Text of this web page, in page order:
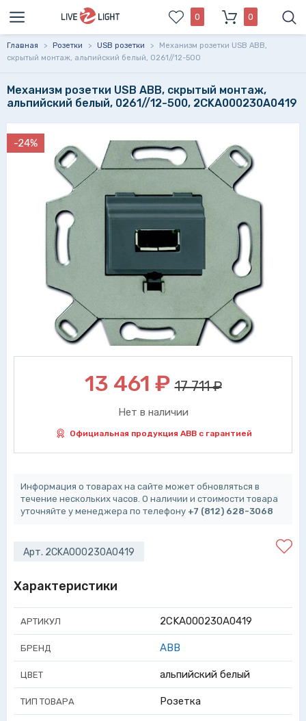
0 0
Главная > Розетки > USB розетки >
Механизм розетки USB ABB,
скрытый монтаж, альпийский белый, 0261//12-500
Механизм розетки USB ABB, скрытый монтаж,
альпийский белый, 0261//12-500, 2CKA000230A0419
-24%
13 461 ₽ 17 711 ₽
Нет в наличии
Официальная продукция ABB с гарантией
Информация о товарах на сайте может обновляться в
течение нескольких часов. О наличии и стоимости товара
уточняйте у менеджера по телефону +7 (812) 628-3068
Арт. 2CKA000230A0419
Характеристики
АРТИКУЛ 2CKA000230A0419
БРЕНД ABB
ЦВЕТ альпийский белый
ТИП ТОВАРА Розетка